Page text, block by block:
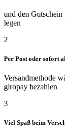
und den
legen
2
Per Post oder sofort
Versandmethode
giropay bezahlen
3
Viel Spaß beim